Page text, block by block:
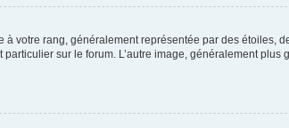
votre rang, généralement représentée par des étoiles,
sur le forum. L’autre image, généralement plus